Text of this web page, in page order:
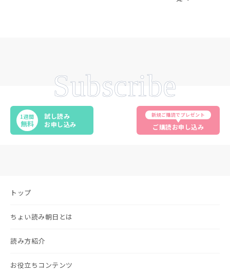
Subscribe
1週間
無料
試し読み
お申し込み
新規ご購読でプレゼント
ご購読お申し込み
トップ
ちょい読み朝日とは
読み方紹介
お役立ちコンテンツ